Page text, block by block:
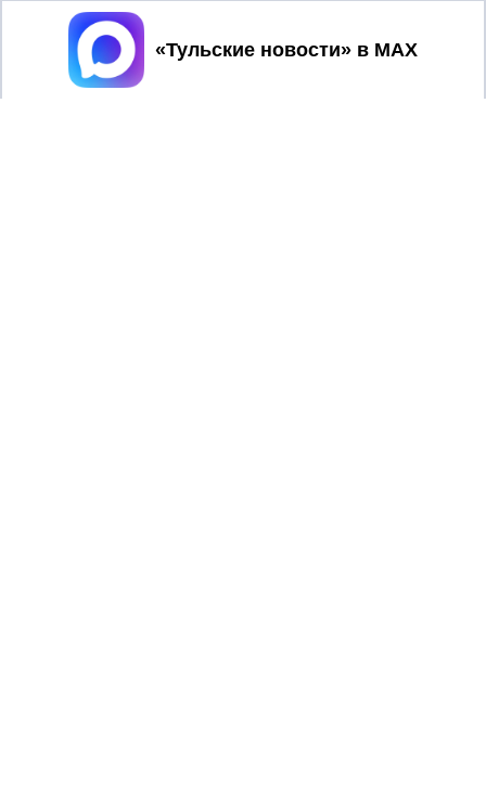
Принять